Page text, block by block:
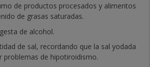
de productos procesados y alimentos
de grasas saturadas.
de alcohol.
de sal, recordando que la sal yodada
problemas de hipotiroidismo.